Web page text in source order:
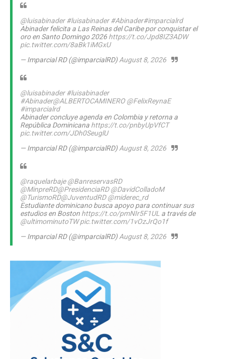
@luisabinader #luisabinader #Abinader#imparcialrd
Abinader felicita a Las Reinas del Caribe por conquistar el
oro en Santo Domingo 2026 https://t.co/Jpd8IZ3ADW
pic.twitter.com/8aBk1iMGxU
— Imparcial RD (@imparcialRD)August 8, 2026
@luisabinader #luisabinader
#Abinader@ALBERTOCAMINERO @FelixReynaE
#imparcialrd
Abinader concluye agenda en Colombia y retorna a
República Dominicana https://t.co/pnbyUpVfCT
pic.twitter.com/JDh0SeuglU
— Imparcial RD (@imparcialRD)August 8, 2026
@raquelarbaje @BanreservasRD
@MinpreRD@PresidenciaRD @DavidColladoM
@TurismoRD@JuventudRD @miderec_rd
Estudiante dominicano busca apoyo para continuar sus
estudios en Boston https://t.co/pmNIr5F1UL a través de
@ultimominutoTW pic.twitter.com/1vOzJrQo1f
— Imparcial RD (@imparcialRD)August 8, 2026